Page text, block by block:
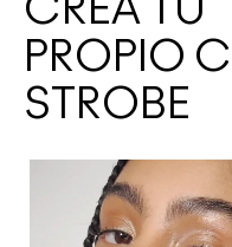
CREA TU
PROPIO
STROBE